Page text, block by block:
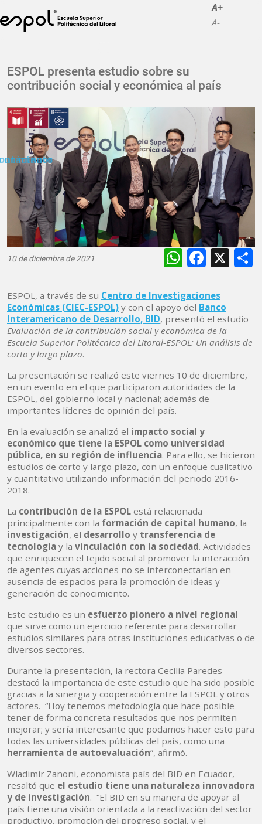
Pasar al contenido principal
un minuto
A+
A-
La ESPOL
Educación
Vida politécnica
Investigación
Nuestra Huella
Transparencia
ESPOL presenta estudio sobre su
contribución social y económica al país
10 de diciembre de 2021 X
ESPOL, a través de su Centro de Investigaciones
Económicas (CIEC-ESPOL) y con el apoyo del Banco
Interamericano de Desarrollo, BID, presentó el estudio
Evaluación de la contribución social y económica de la
Escuela Superior Politécnica del Litoral-ESPOL: Un análisis de
corto y largo plazo.
La presentación se realizó este viernes 10 de diciembre,
en un evento en el que participaron autoridades de la
ESPOL, del gobierno local y nacional; además de
importantes líderes de opinión del país.
En la evaluación se analizó el impacto social y
económico que tiene la ESPOL como universidad
pública, en su región de influencia. Para ello, se hicieron
estudios de corto y largo plazo, con un enfoque cualitativo
y cuantitativo utilizando información del periodo 2016-
2018.
La contribución de la ESPOL está relacionada
principalmente con la formación de capital humano, la
investigación, el desarrollo y transferencia de
tecnología y la vinculación con la sociedad. Actividades
que enriquecen el tejido social al promover la interacción
de agentes cuyas acciones no se interconectarían en
ausencia de espacios para la promoción de ideas y
generación de conocimiento.
Este estudio es un esfuerzo pionero a nivel regional
que sirve como un ejercicio referente para desarrollar
estudios similares para otras instituciones educativas o de
diversos sectores.
Durante la presentación, la rectora Cecilia Paredes
destacó la importancia de este estudio que ha sido posible
gracias a la sinergia y cooperación entre la ESPOL y otros
actores. “Hoy tenemos metodología que hace posible
tener de forma concreta resultados que nos permiten
mejorar; y sería interesante que podamos hacer esto para
todas las universidades públicas del país, como una
herramienta de autoevaluación”, afirmó.
Wladimir Zanoni, economista país del BID en Ecuador,
resaltó que el estudio tiene una naturaleza innovadora
y de investigación. “El BID en su manera de apoyar al
país tiene una visión orientada a la reactivación del sector
productivo, promoción del progreso social, y el